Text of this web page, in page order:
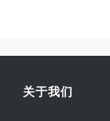
关于我们